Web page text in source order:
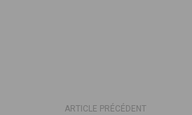
ARTICLE PRÉCÉDENT